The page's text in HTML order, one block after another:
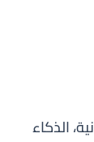
الذكاء